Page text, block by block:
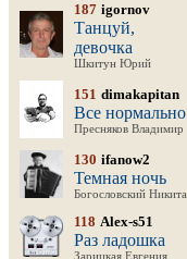
187 igornov
Танцуй,
девочка
Шкитун Юрий
151 dimakapitan
Все нормально
Пресняков Владимир
130 ifanow2
Темная ночь
Богословский Никита
118 Alex-s51
Раз ладошка
Зарицкая Евгения